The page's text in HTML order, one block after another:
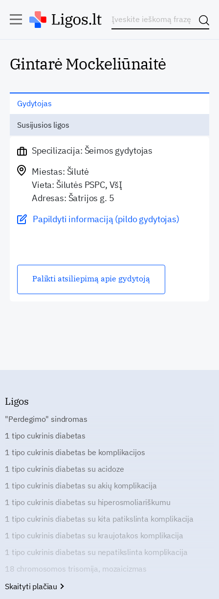
Gintarė Mockeliūnaitė
Gydytojas
Susijusios ligos
Specilizacija: Šeimos gydytojas
Miestas: Šilutė
Vieta: Šilutės PSPC, VšĮ
Adresas: Šatrijos g. 5
Papildyti informaciją (pildo gydytojas)
Palikti atsiliepimą apie gydytoją
Ligos
"Perdegimo" sindromas
1 tipo cukrinis diabetas
1 tipo cukrinis diabetas be komplikacijos
1 tipo cukrinis diabetas su acidoze
1 tipo cukrinis diabetas su akių komplikacija
1 tipo cukrinis diabetas su hiperosmoliariškumu
1 tipo cukrinis diabetas su kita patikslinta komplikacija
1 tipo cukrinis diabetas su kraujotakos komplikacija
1 tipo cukrinis diabetas su nepatikslinta komplikacija
18 chromosomos trisomija, mozaicizmas
Skaityti plačiau